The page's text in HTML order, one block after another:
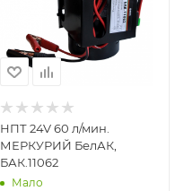
НПТ 24V 60 л/мин.
МЕРКУРИЙ БелАК,
БАК.11062
Мало